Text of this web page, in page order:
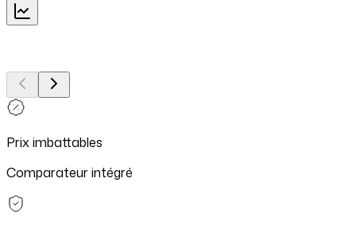
Prix imbattables
Comparateur intégré